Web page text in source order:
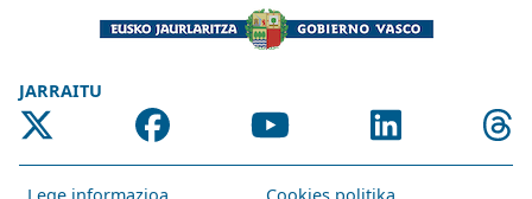
JARRAITU